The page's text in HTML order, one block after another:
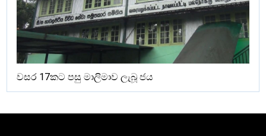
වසර 17කට පසු මාලිමාව ලැබූ ජය